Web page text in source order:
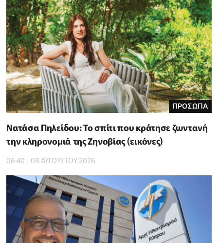
ΠΡΟΣΩΠΑ
Νατάσα Πηλείδου: Το σπίτι που κράτησε ζωντανή
την κληρονομιά της Ζηνοβίας (εικόνες)
06:40 - 08 ΑΥΓΟΥΣΤΟΥ 2026